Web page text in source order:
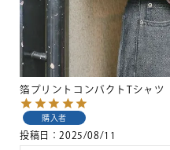
箔プリントコンパクトTシャツ
購入者
投稿日 2025/08/11